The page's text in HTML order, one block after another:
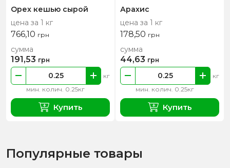
Орех кешью сырой
цена за 1 кг
766,10 грн
мин. колич. 0.25кг
кг
сумма
191,53 грн
Купить
Арахис
цена за 1 кг
178,50 грн
мин. колич. 0.25кг
кг
сумма
44,63 грн
Купить
Популярные товары